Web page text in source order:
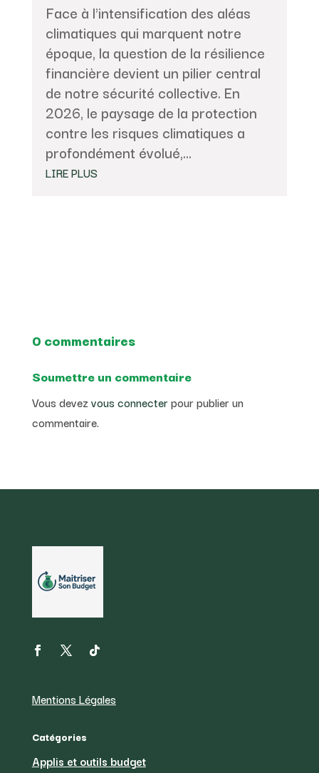
Face à l'intensification des aléas
climatiques qui marquent notre
époque, la question de la résilience
financière devient un pilier central
de notre sécurité collective. En
2026, le paysage de la protection
contre les risques climatiques a
profondément évolué,...
LIRE PLUS
0 commentaires
Soumettre un commentaire
Vous devez vous connecterpour publier un
commentaire.
Mentions Légales
Catégories
Applis et outils budget